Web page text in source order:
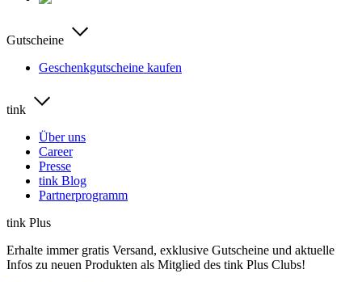
Gutscheine
Geschenkgutscheine kaufen
tink
Über uns
Career
Presse
tink Blog
Partnerprogramm
tink Plus
Erhalte immer gratis Versand, exklusive Gutscheine und aktuelle
Infos zu neuen Produkten als Mitglied des tink Plus Clubs!